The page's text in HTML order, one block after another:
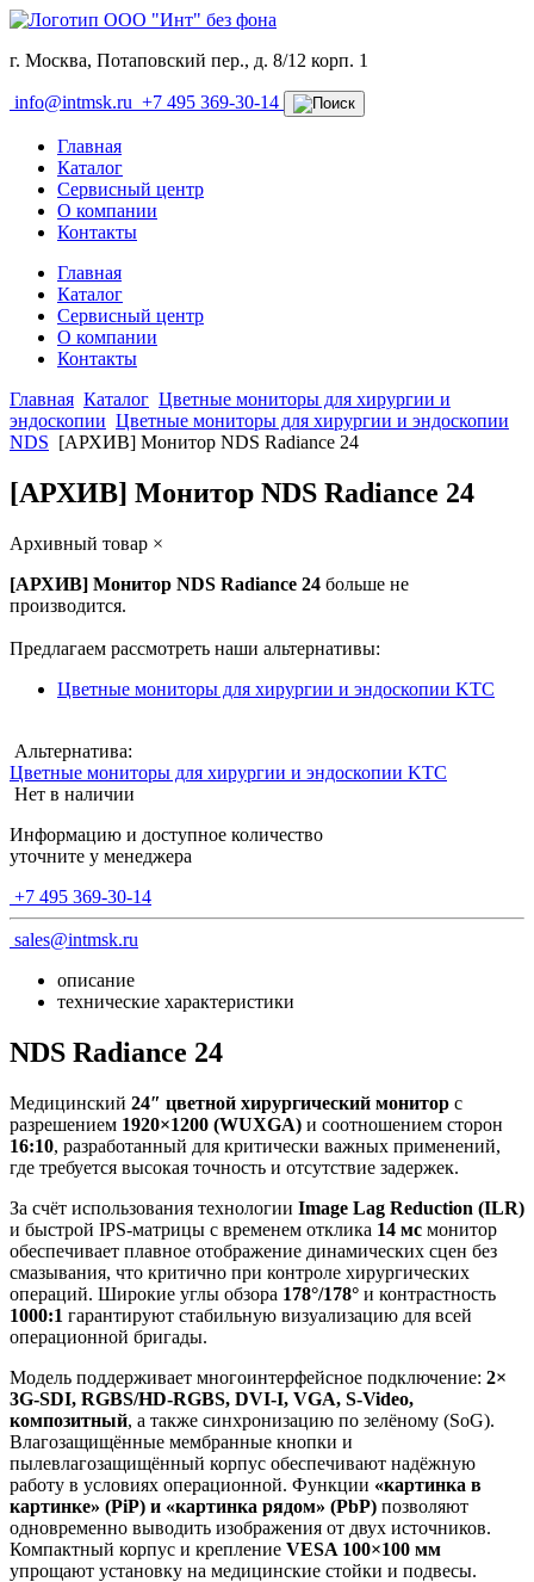
г. Москва, Потаповский пер., д. 8/12 корп. 1
info@intmsk.ru +7 495 369-30-14
Главная
Каталог
Сервисный центр
О компании
Контакты
Главная
Каталог
Сервисный центр
О компании
Контакты
Главная Каталог Цветные мониторы для хирургии и
эндоскопии Цветные мониторы для хирургии и эндоскопии
NDS [АРХИВ] Монитор NDS Radiance 24
[АРХИВ] Монитор NDS Radiance 24
Архивный товар ×
[АРХИВ] Монитор NDS Radiance 24 больше не
производится.
Предлагаем рассмотреть наши альтернативы:
Цветные мониторы для хирургии и эндоскопии KTC
Альтернатива:
Цветные мониторы для хирургии и эндоскопии KTC
Нет в наличии
Информацию и доступное количество
уточните у менеджера
+7 495 369-30-14
sales@intmsk.ru
описание
технические характеристики
NDS Radiance 24
Медицинский 24″ цветной хирургический монитор с
разрешением 1920×1200 (WUXGA) и соотношением сторон
16:10, разработанный для критически важных применений,
где требуется высокая точность и отсутствие задержек.
За счёт использования технологии Image Lag Reduction (ILR)
и быстрой IPS-матрицы с временем отклика 14 мс монитор
обеспечивает плавное отображение динамических сцен без
смазывания, что критично при контроле хирургических
операций. Широкие углы обзора 178°/178° и контрастность
1000:1 гарантируют стабильную визуализацию для всей
операционной бригады.
Модель поддерживает многоинтерфейсное подключение: 2×
3G-SDI, RGBS/HD-RGBS, DVI-I, VGA, S-Video,
композитный, а также синхронизацию по зелёному (SoG).
Влагозащищённые мембранные кнопки и
пылевлагозащищённый корпус обеспечивают надёжную
работу в условиях операционной. Функции «картинка в
картинке» (PiP) и «картинка рядом» (PbP) позволяют
одновременно выводить изображения от двух источников.
Компактный корпус и крепление VESA 100×100 мм
упрощают установку на медицинские стойки и подвесы.